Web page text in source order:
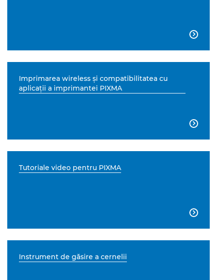

Imprimarea wireless şi compatibilitatea cu
aplicaţii a imprimantei PIXMA

Tutoriale video pentru PIXMA

Instrument de găsire a cernelii